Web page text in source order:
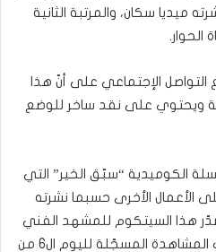
ميديا سكان، والمرتبة الثانية
الإجتماعي على أنّ هذا
ويحتوي على نقد ساخر للوضع
الكوميدية “سبّق الخير” التي
الأعمال الأخرى حسبما نشرته
هذا السيتكوم للمشهد الفني
التونسي و ذلك بناءا على نسب المشاهدة المسجّلة لليوم ال6 من